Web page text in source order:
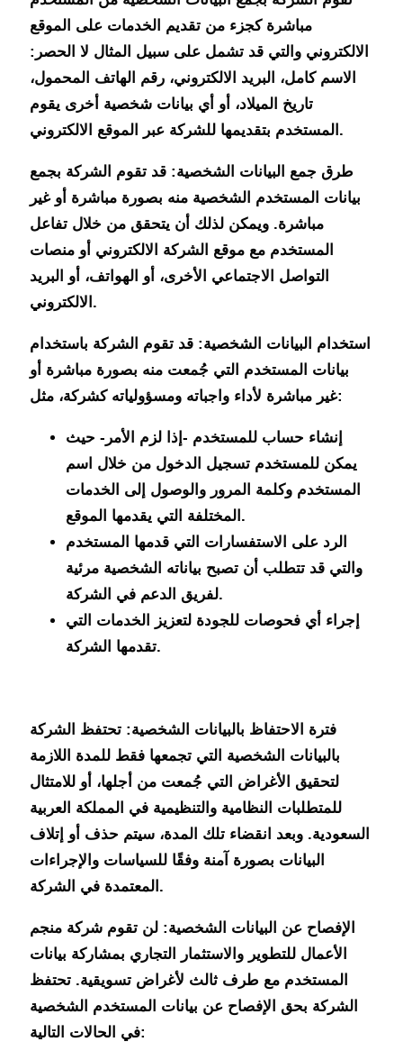
مباشرة كجزء من تقديم الخدمات على الموقع
الالكتروني والتي قد تشمل على سبيل المثال لا الحصر:
الاسم كامل، البريد الالكتروني، رقم الهاتف المحمول،
تاريخ الميلاد، أو أي بيانات شخصية أخرى يقوم
المستخدم بتقديمها للشركة عبر الموقع الالكتروني.
طرق جمع البيانات الشخصية: قد تقوم الشركة بجمع
بيانات المستخدم الشخصية منه بصورة مباشرة أو غير
مباشرة. ويمكن لذلك أن يتحقق من خلال تفاعل
المستخدم مع موقع الشركة الالكتروني أو منصات
التواصل الاجتماعي الأخرى، أو الهواتف، أو البريد
الالكتروني.
استخدام البيانات الشخصية: قد تقوم الشركة باستخدام
بيانات المستخدم التي جُمعت منه بصورة مباشرة أو
غير مباشرة لأداء واجباته ومسؤولياته كشركة، مثل:
إنشاء حساب للمستخدم -إذا لزم الأمر- حيث
يمكن للمستخدم تسجيل الدخول من خلال اسم
المستخدم وكلمة المرور والوصول إلى الخدمات
المختلفة التي يقدمها الموقع.
الرد على الاستفسارات التي قدمها المستخدم
والتي قد تتطلب أن تصبح بياناته الشخصية مرئية
لفريق الدعم في الشركة.
إجراء أي فحوصات للجودة لتعزيز الخدمات التي
تقدمها الشركة.
فترة الاحتفاظ بالبيانات الشخصية: تحتفظ الشركة
بالبيانات الشخصية التي تجمعها فقط للمدة اللازمة
لتحقيق الأغراض التي جُمعت من أجلها، أو للامتثال
للمتطلبات النظامية والتنظيمية في المملكة العربية
السعودية. وبعد انقضاء تلك المدة، سيتم حذف أو إتلاف
البيانات بصورة آمنة وفقًا للسياسات والإجراءات
المعتمدة في الشركة.
الإفصاح عن البيانات الشخصية: لن تقوم شركة منجم
الأعمال للتطوير والاستثمار التجاري بمشاركة بيانات
المستخدم مع طرف ثالث لأغراض تسويقية. تحتفظ
الشركة بحق الإفصاح عن بيانات المستخدم الشخصية
في الحالات التالية: